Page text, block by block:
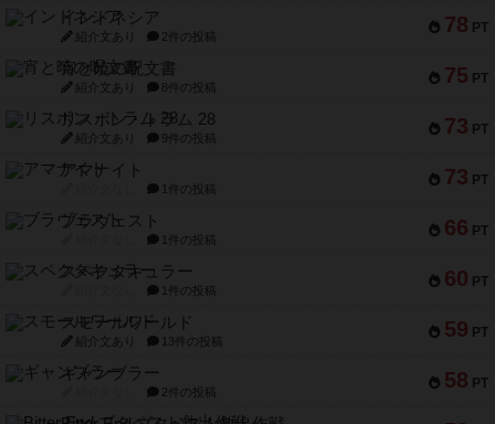
78 PT
インドネシア
紹介文あり 2件の投稿
75 PT
宵と暁の呪文書
紹介文あり 8件の投稿
73 PT
リスボン・トラム 28
紹介文あり 9件の投稿
73 PT
アマナイト
1件の投稿
66 PT
ブラヴェスト
1件の投稿
60 PT
スペクタキュラー
1件の投稿
59 PT
スモールワールド
紹介文あり 13件の投稿
58 PT
ギャンブラー
2件の投稿